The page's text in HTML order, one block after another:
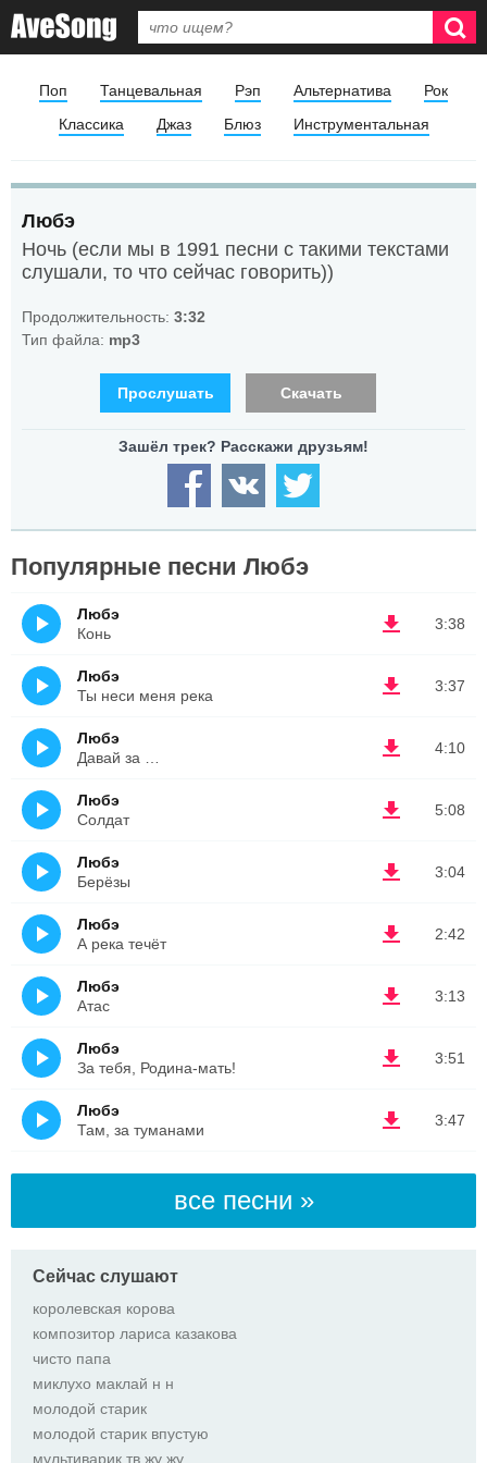
Поп Танцевальная Рэп Альтернатива
Рок
Классика
Джаз Блюз Инструментальная
Любэ
Ночь (если мы в 1991 песни с такими текстами
слушали, то что сейчас говорить))
Продолжительность: 3:32
Тип файла: mp3
Прослушать Скачать
Популярные песни Любэ
3:38
Любэ
Конь
3:37
Любэ
Ты неси меня река
4:10
Любэ
Давай за …
5:08
Любэ
Солдат
3:04
Любэ
Берёзы
2:42
Любэ
А река течёт
3:13
Любэ
Атас
3:51
Любэ
За тебя, Родина-мать!
3:47
Любэ
Там, за туманами
все песни »
Сейчас слушают
королевская корова
композитор лариса казакова
чисто папа
миклухо маклай н н
молодой старик
молодой старик впустую
мультиварик тв жу жу